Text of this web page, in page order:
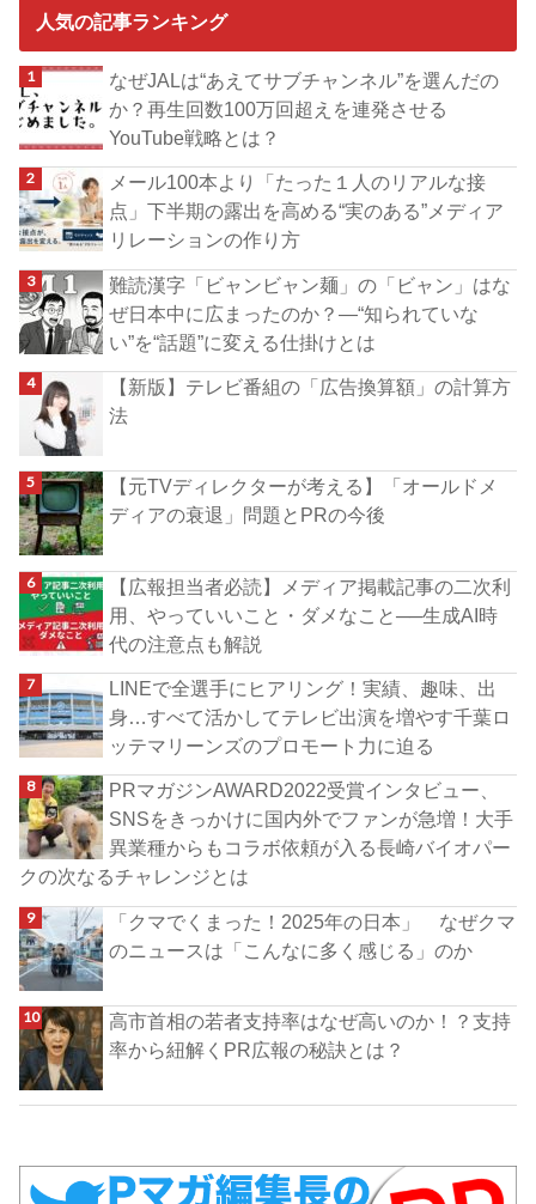
人気の記事ランキング
なぜJALは“あえてサブチャンネル”を選んだの
か？再生回数100万回超えを連発させる
YouTube戦略とは？
メール100本より「たった１人のリアルな接
点」下半期の露出を高める“実のある”メディア
リレーションの作り方
難読漢字「ビャンビャン麺」の「ビャン」はな
ぜ日本中に広まったのか？―“知られていな
い”を“話題”に変える仕掛けとは
【新版】テレビ番組の「広告換算額」の計算方
法
【元TVディレクターが考える】「オールドメ
ディアの衰退」問題とPRの今後
【広報担当者必読】メディア掲載記事の二次利
用、やっていいこと・ダメなこと──生成AI時
代の注意点も解説
LINEで全選手にヒアリング！実績、趣味、出
身…すべて活かしてテレビ出演を増やす千葉ロ
ッテマリーンズのプロモート力に迫る
PRマガジンAWARD2022受賞インタビュー、
SNSをきっかけに国内外でファンが急増！大手
異業種からもコラボ依頼が入る長崎バイオパー
クの次なるチャレンジとは
「クマでくまった！2025年の日本」 なぜクマ
のニュースは「こんなに多く感じる」のか
高市首相の若者支持率はなぜ高いのか！？支持
率から紐解くPR広報の秘訣とは？